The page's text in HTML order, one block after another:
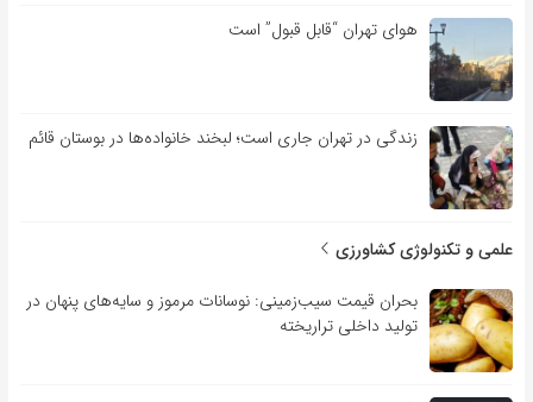
هوای تهران “قابل قبول” است
زندگی در تهران جاری است؛ لبخند خانواده‌ها در بوستان قائم
علمی و تکنولوژی کشاورزی
بحران قیمت سیب‌زمینی: نوسانات مرموز و سایه‌های پنهان در
تولید داخلی تراریخته